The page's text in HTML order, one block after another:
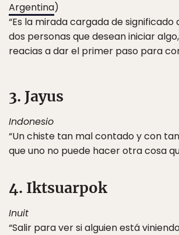
Argentina)
“Es la mirada cargada de
dos personas que desean iniciar
reacias a dar el primer paso para
3. Jayus
Indonesio
“Un chiste tan mal contado y con
que uno no puede hacer otra cosa
4. Iktsuarpok
Inuit
“Salir para ver si alguien está